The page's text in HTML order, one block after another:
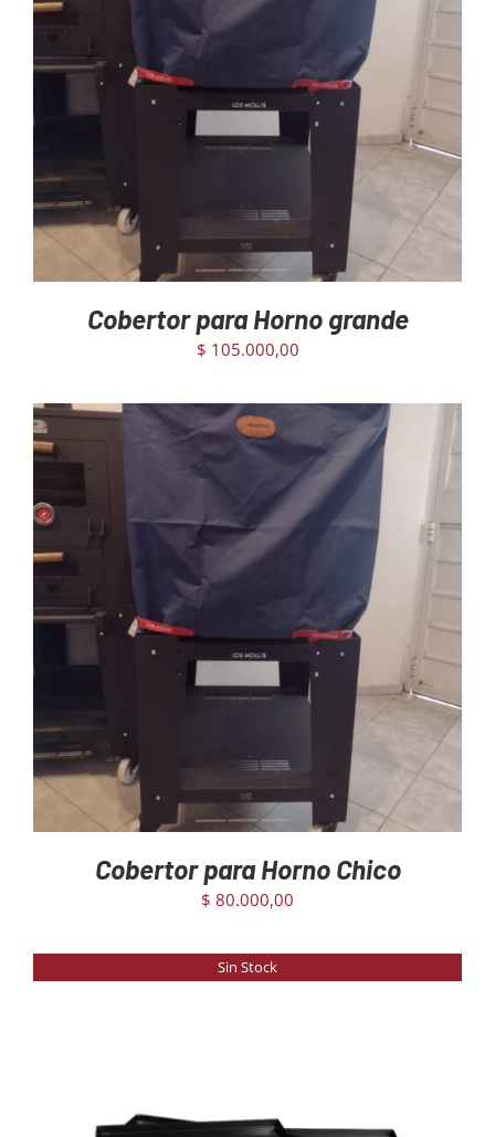
AGREGAR AL CARRITO DETAILS
Cobertor para Horno grande
$ 105.000,00
AGREGAR AL CARRITO DETAILS
Cobertor para Horno Chico
$ 80.000,00
Sin Stock